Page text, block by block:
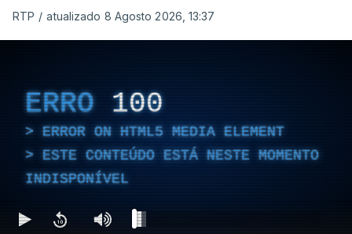
RTP / atualizado 8 Agosto 2026, 13:37
ERRO 100
ERROR ON HTML5 MEDIA ELEMENT
ESTE CONTEÚDO ESTÁ NESTE MOMENTO
INDISPONÍVEL